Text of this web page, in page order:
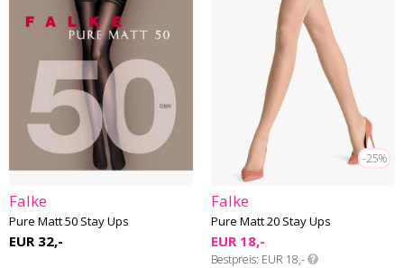
Falke
Pure Matt 50 Stay Ups
EUR 32,-
-25%
Falke
Pure Matt 20 Stay Ups
EUR 18,-
Bestpreis EUR 18,-